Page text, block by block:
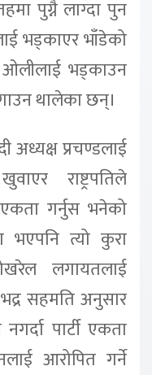
पुग्नै लाग्दा पुन
भड्काएर भाँडेको
भड्काउन
थालेका छन्।
अध्यक्ष प्रचण्डलाई
राष्ट्रपतिले
गर्नुस भनेको
भएपनि त्यो कुरा
लगायतलाई
सहमति अनुसार
पार्टी एकता
आरोपित गर्ने